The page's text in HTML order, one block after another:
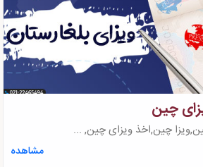
چین
چین,اخذ ویزای چین, ...
مشاهده